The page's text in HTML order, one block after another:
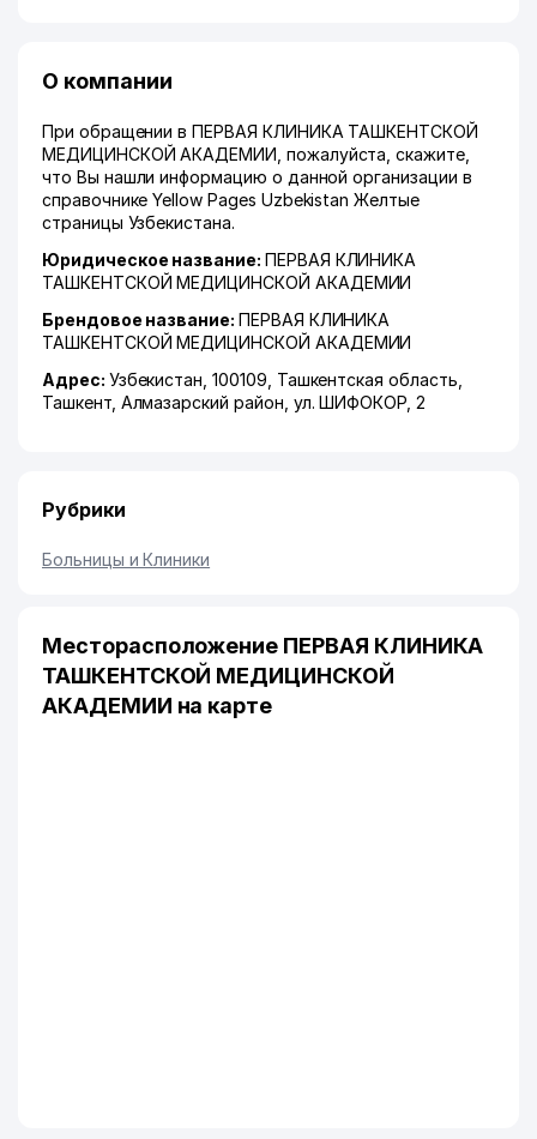
О компании
При обращении в ПЕРВАЯ КЛИНИКА ТАШКЕНТСКОЙ
МЕДИЦИНСКОЙ АКАДЕМИИ, пожалуйста, скажите,
что Вы нашли информацию о данной организации в
справочнике Yellow Pages Uzbekistan Желтые
страницы Узбекистана.
Юридическое название: ПЕРВАЯ КЛИНИКА
ТАШКЕНТСКОЙ МЕДИЦИНСКОЙ АКАДЕМИИ
Брендовое название: ПЕРВАЯ КЛИНИКА
ТАШКЕНТСКОЙ МЕДИЦИНСКОЙ АКАДЕМИИ
Адрес: Узбекистан, 100109, Ташкентская область
Ташкент, Алмазарский район ул. ШИФОКОР , 2
Рубрики
Больницы и Клиники
Месторасположение ПЕРВАЯ КЛИНИКА
ТАШКЕНТСКОЙ МЕДИЦИНСКОЙ
АКАДЕМИИ на карте